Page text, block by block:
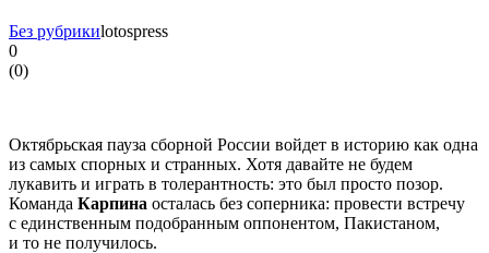
Без рубрикиlotospress
0
(0)
Октябрьская пауза сборной России войдет в историю как одна
из самых спорных и странных. Хотя давайте не будем
лукавить и играть в толерантность: это был просто позор.
Команда Карпина осталась без соперника: провести встречу
с единственным подобранным оппонентом, Пакистаном,
и то не получилось.